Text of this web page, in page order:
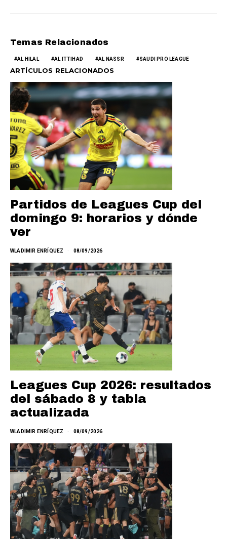
Temas Relacionados
AL HILAL AL ITTIHAD AL NASSR SAUDI PRO LEAGUE
ARTÍCULOS RELACIONADOS
Partidos de Leagues Cup del
domingo 9: horarios y dónde
ver
WLADIMIR ENRÍQUEZ 08/09/2026
Leagues Cup 2026: resultados
del sábado 8 y tabla
actualizada
WLADIMIR ENRÍQUEZ 08/09/2026